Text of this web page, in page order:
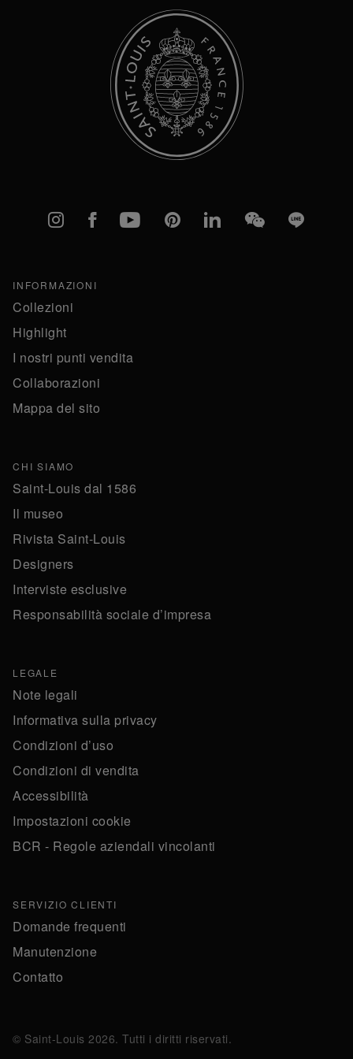
Instagram
FacebookYouTubePinterestlinkedInWeChatLine
INFORMAZIONI
Collezioni
Highlight
I nostri punti vendita
Collaborazioni
Mappa del sito
CHI SIAMO
Saint-Louis dal 1586
Il museo
Rivista Saint-Louis
Designers
Interviste esclusive
Responsabilità sociale d’impresa
LEGALE
Note legali
Informativa sulla privacy
Condizioni d’uso
Condizioni di vendita
Accessibilità
Impostazioni cookie
BCR - Regole aziendali vincolanti
SERVIZIO CLIENTI
Domande frequenti
Manutenzione
Contatto
© Saint-Louis 2026. Tutti i diritti riservati.